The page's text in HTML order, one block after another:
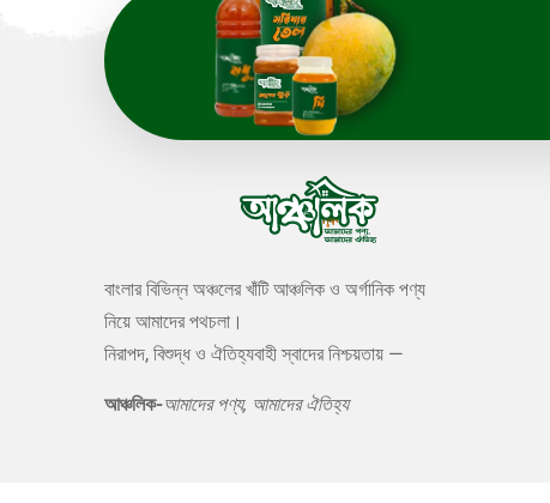
বাংলার বিভিন্ন অঞ্চলের খাঁটি আঞ্চলিক ও অর্গানিক পণ্য
নিয়ে আমাদের পথচলা।
নিরাপদ, বিশুদ্ধ ও ঐতিহ্যবাহী স্বাদের নিশ্চয়তায় —
আঞ্চলিক-আমাদের পণ্য, আমাদের ঐতিহ্য